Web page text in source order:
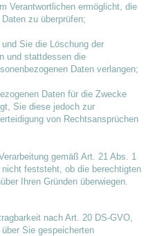
Verantwortlichen ermöglicht, die
zu überprüfen;
Sie die Löschung der
und stattdessen die
Daten verlangen;
Daten für die Zwecke
Sie diese jedoch zur
von Rechtsansprüchen
gemäß Art. 21 Abs. 1
feststeht, ob die berechtigten
Ihren Gründen überwiegen.
nach Art. 20 DS-GVO,
Sie gespeicherten